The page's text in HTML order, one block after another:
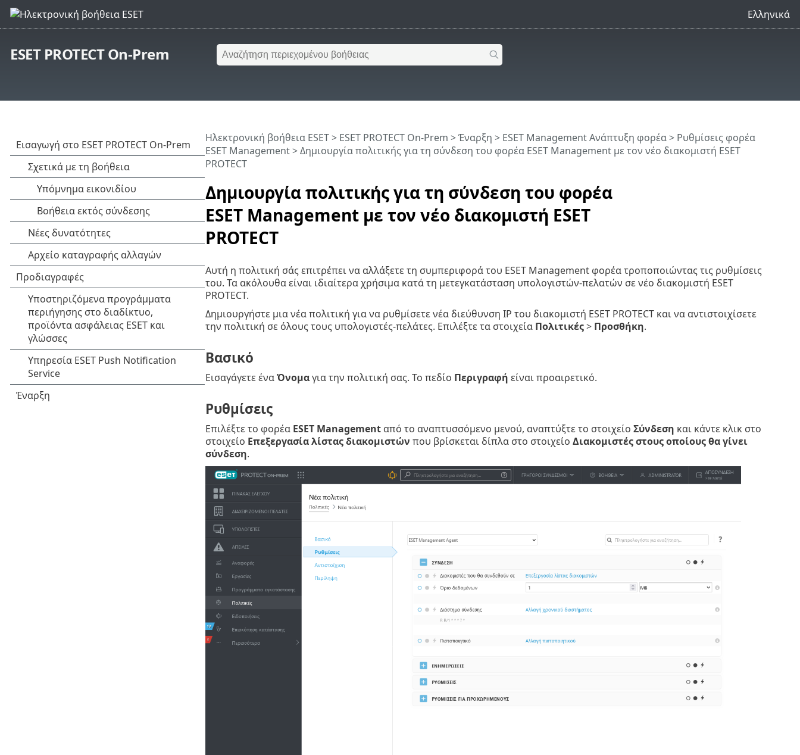
Ελληνικά
ESET PROTECT On-Prem
Δημιουργία πολιτικής για τη σύνδεση του φορέα
ESET Management με τον νέο διακομιστή ESET
PROTECT
Ηλεκτρονική βοήθεια ESET> ESET PROTECT On-Prem >Έναρξη > ESET Management Ανάπτυξη φορέα> Ρυθμίσεις φορέα
ESET Management> Δημιουργία πολιτικής για τη σύνδεση του φορέα ESET Management με τον νέο διακομιστή ESET
PROTECT
Αυτή η πολιτική σάς επιτρέπει να αλλάξετε τη συμπεριφορά του ESET Management φορέα τροποποιώντας τις ρυθμίσεις
του. Τα ακόλουθα είναι ιδιαίτερα χρήσιμα κατά τη μετεγκατάσταση υπολογιστών-πελατών σε νέο διακομιστή ESET
PROTECT.
Δημιουργήστε μια νέα πολιτική για να ρυθμίσετε νέα διεύθυνση ΙΡ του διακομιστή ESET PROTECT και να αντιστοιχίσετε
την πολιτική σε όλους τους υπολογιστές-πελάτες. Επιλέξτε τα στοιχεία Πολιτικές> Προσθήκη.
Βασικό
Εισαγάγετε έναΌνομαγια την πολιτική σας. Το πεδίο Περιγραφή είναι προαιρετικό.
Ρυθμίσεις
Επιλέξτε το φορέα ESET Managementαπό το αναπτυσσόμενο μενού, αναπτύξτε το στοιχείο Σύνδεση και κάντε κλικ στο
στοιχείο Επεξεργασία λίστας διακομιστών που βρίσκεται δίπλα στο στοιχείο Διακομιστές στους οποίους θα γίνει
σύνδεση.